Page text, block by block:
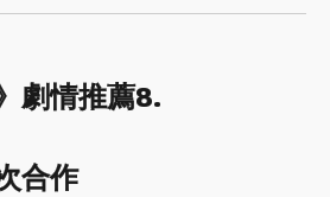
劇情推薦8.
合作